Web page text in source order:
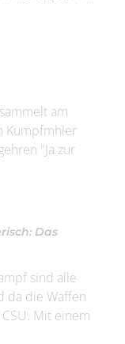
am
Kumpfmhler
"Ja zur
Das
sind alle
da die Waffen
Mit einem